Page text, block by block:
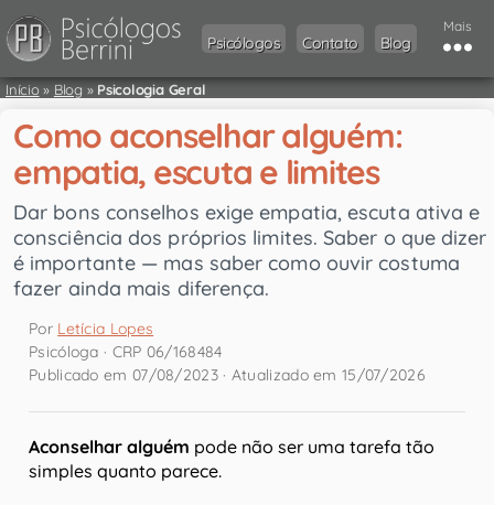
Psicólogos Contato Blog
Mais
Início» Blog» Psicologia Geral
Como aconselhar alguém:
empatia, escuta e limites
Dar bons conselhos exige empatia, escuta ativa e
consciência dos próprios limites. Saber o que dizer
é importante — mas saber como ouvir costuma
fazer ainda mais diferença.
Por Letícia Lopes
Psicóloga · CRP 06/168484
Publicado em 07/08/2023 · Atualizado em 15/07/2026
Aconselhar alguém pode não ser uma tarefa tão
simples quanto parece.